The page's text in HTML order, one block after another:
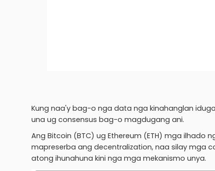
Kung naa'y bag-o nga data nga kinahanglan
una ug consensus bag-o magdugang ani.
Ang Bitcoin (BTC) ug Ethereum (ETH) mga ilhado
mapreserba ang decentralization, naa silay
atong ihunahuna kini nga mga mekanismo unya.